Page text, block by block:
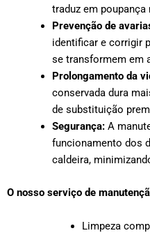
traduz em poupança
Prevenção de
identificar e corrigir
se transformem em
Prolongamento da
conservada dura
de substituição
Segurança: A
funcionamento dos
caldeira,
O nosso serviço de
Limpeza